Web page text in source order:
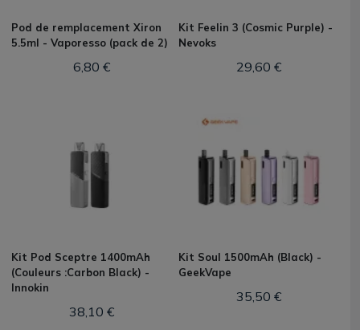
Pod de remplacement Xiron
5.5ml - Vaporesso (pack de 2)
6,80 €
Kit Feelin 3 (Cosmic Purple) -
Nevoks
29,60 €
Kit Pod Sceptre 1400mAh
(Couleurs :Carbon Black) -
Innokin
38,10 €
Kit Soul 1500mAh (Black) -
GeekVape
35,50 €